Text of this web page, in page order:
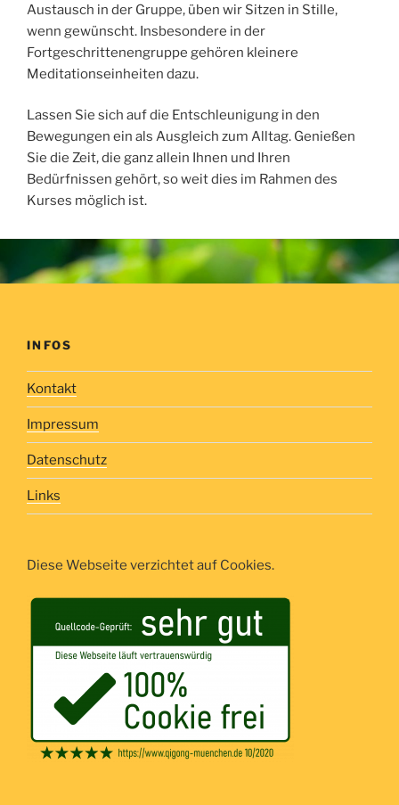
Austausch in der Gruppe, üben wir Sitzen in Stille,
wenn gewünscht. Insbesondere in der
Fortgeschrittenengruppe gehören kleinere
Meditationseinheiten dazu.
Lassen Sie sich auf die Entschleunigung in den
Bewegungen ein als Ausgleich zum Alltag. Genießen
Sie die Zeit, die ganz allein Ihnen und Ihren
Bedürfnissen gehört, so weit dies im Rahmen des
Kurses möglich ist.
INFOS
Kontakt
Impressum
Datenschutz
Links
Diese Webseite verzichtet auf Cookies.